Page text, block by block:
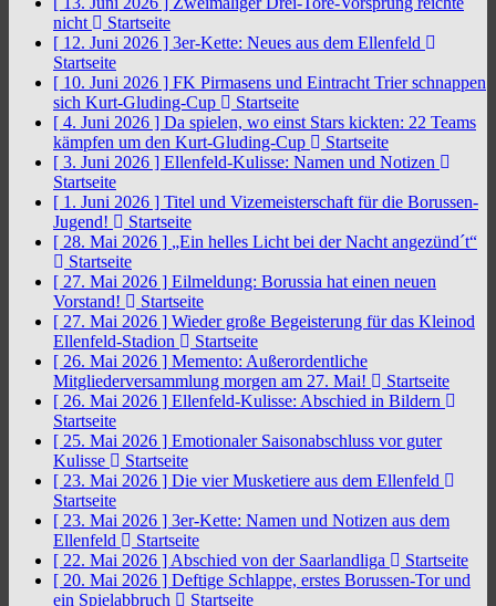
nicht
Startseite
[ 12. Juni 2026 ] 3er-Kette: Neues aus dem Ellenfeld
Startseite
[ 10. Juni 2026 ] FK Pirmasens und Eintracht Trier schnappen
sich Kurt-Gluding-Cup
Startseite
[ 4. Juni 2026 ] Da spielen, wo einst Stars kickten: 22 Teams
kämpfen um den Kurt-Gluding-Cup
Startseite
[ 3. Juni 2026 ] Ellenfeld-Kulisse: Namen und Notizen
Startseite
[ 1. Juni 2026 ] Titel und Vizemeisterschaft für die Borussen-
Jugend!
Startseite
[ 28. Mai 2026 ] „Ein helles Licht bei der Nacht angezünd´t“
Startseite
[ 27. Mai 2026 ] Eilmeldung: Borussia hat einen neuen
Vorstand!
Startseite
[ 27. Mai 2026 ] Wieder große Begeisterung für das Kleinod
Ellenfeld-Stadion
Startseite
[ 26. Mai 2026 ] Memento: Außerordentliche
Mitgliederversammlung morgen am 27. Mai!
Startseite
[ 26. Mai 2026 ] Ellenfeld-Kulisse: Abschied in Bildern
Startseite
[ 25. Mai 2026 ] Emotionaler Saisonabschluss vor guter
Kulisse
Startseite
[ 23. Mai 2026 ] Die vier Musketiere aus dem Ellenfeld
Startseite
[ 23. Mai 2026 ] 3er-Kette: Namen und Notizen aus dem
Ellenfeld
Startseite
[ 22. Mai 2026 ] Abschied von der Saarlandliga
Startseite
[ 20. Mai 2026 ] Deftige Schlappe, erstes Borussen-Tor und
ein Spielabbruch
Startseite